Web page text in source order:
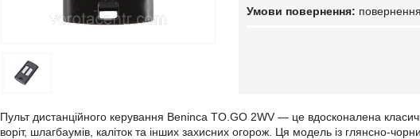
Пульт дистанційного керування Beninca TO.GO 2WV — це вдосконалена
воріт, шлагбаумів, каліток та інших захисних огорож. Ця модель із глянсно-